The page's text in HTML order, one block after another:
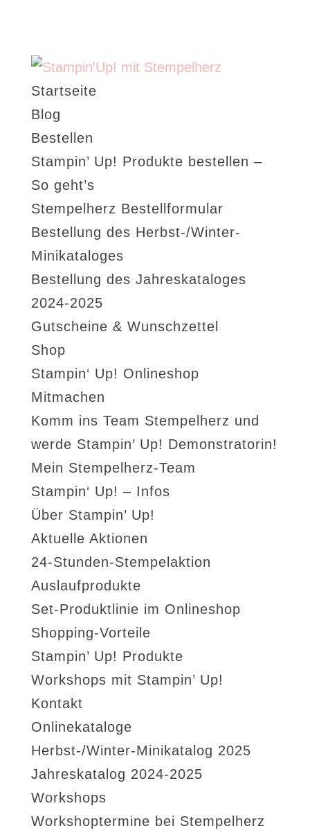
Startseite
Blog
Bestellen
Stampin’ Up! Produkte bestellen –
So geht’s
Stempelherz Bestellformular
Bestellung des Herbst-/Winter-
Minikataloges
Bestellung des Jahreskataloges
2024-2025
Gutscheine & Wunschzettel
Shop
Stampin‘ Up! Onlineshop
Mitmachen
Komm ins Team Stempelherz und
werde Stampin’ Up! Demonstratorin!
Mein Stempelherz-Team
Stampin‘ Up! – Infos
Über Stampin’ Up!
Aktuelle Aktionen
24-Stunden-Stempelaktion
Auslaufprodukte
Set-Produktlinie im Onlineshop
Shopping-Vorteile
Stampin’ Up! Produkte
Workshops mit Stampin’ Up!
Kontakt
Onlinekataloge
Herbst-/Winter-Minikatalog 2025
Jahreskatalog 2024-2025
Workshops
Workshoptermine bei Stempelherz